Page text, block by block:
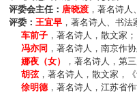
评委会主任： 唐晓渡 ，著名诗
评委： 王宜早 ，著名诗人、书
车前子 ，著名诗人，散文家；
冯亦同 ，著名诗人，南京作
娜夜（女）
，著名诗人，第
胡弦，著名诗人，散文家，
徐明德，著名诗人，江苏省